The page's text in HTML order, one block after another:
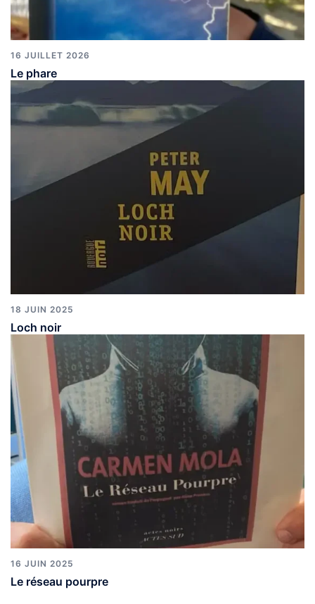
16 JUILLET 2026
Le phare
18 JUIN 2025
Loch noir
16 JUIN 2025
Le réseau pourpre